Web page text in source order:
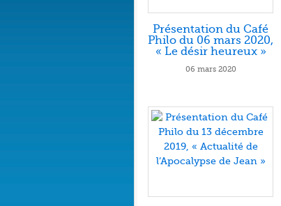
Présentation du Café
Philo du 06 mars 2020,
« Le désir heureux »
06 mars 2020